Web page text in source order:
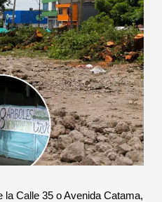
la Calle 35 o Avenida Catama,